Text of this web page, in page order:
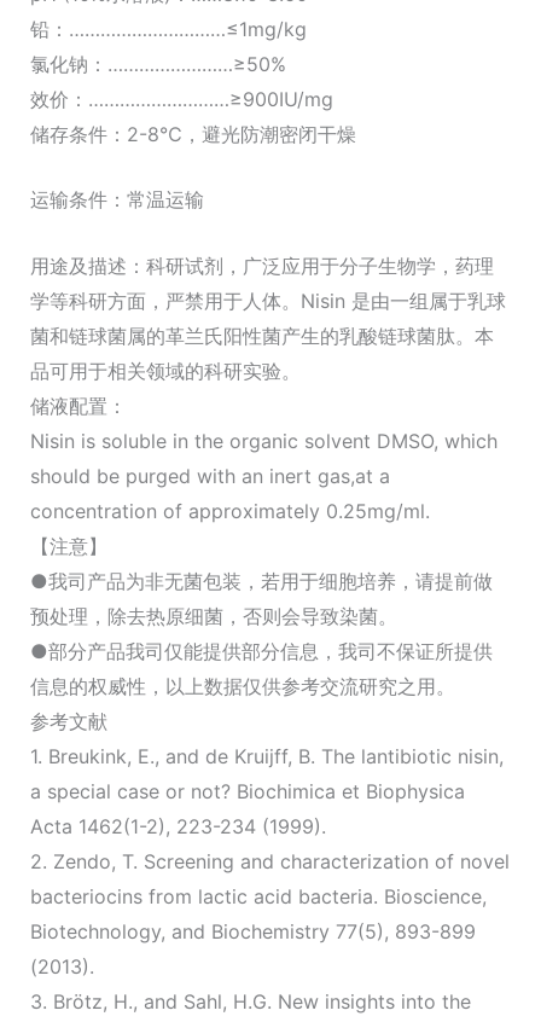
铅：…………………………≤1mg/kg
氯化钠：……………………≥50%
效价：………………………≥900IU/mg
储存条件：2-8℃，避光防潮密闭干燥
运输条件：常温运输
用途及描述：科研试剂，广泛应用于分子生物学，药理
学等科研方面，严禁用于人体。Nisin 是由一组属于乳球
菌和链球菌属的革兰氏阳性菌产生的乳酸链球菌肽。本
品可用于相关领域的科研实验。
储液配置：
Nisin is soluble in the organic solvent DMSO, which
should be purged with an inert gas,at a
concentration of approximately 0.25mg/ml.
【注意】
●我司产品为非无菌包装，若用于细胞培养，请提前做
预处理，除去热原细菌，否则会导致染菌。
●部分产品我司仅能提供部分信息，我司不保证所提供
信息的权威性，以上数据仅供参考交流研究之用。
参考文献
1. Breukink, E., and de Kruijff, B. The lantibiotic nisin,
a special case or not? Biochimica et Biophysica
Acta 1462(1-2), 223-234 (1999).
2. Zendo, T. Screening and characterization of novel
bacteriocins from lactic acid bacteria. Bioscience,
Biotechnology, and Biochemistry 77(5), 893-899
(2013).
3. Brötz, H., and Sahl, H.G. New insights into the